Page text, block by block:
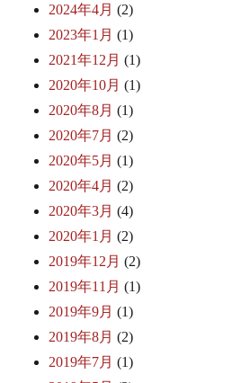
2024年4月 (2)
2023年1月 (1)
2021年12月 (1)
2020年10月 (1)
2020年8月 (1)
2020年7月 (2)
2020年5月 (1)
2020年4月 (2)
2020年3月 (4)
2020年1月 (2)
2019年12月 (2)
2019年11月 (1)
2019年9月 (1)
2019年8月 (2)
2019年7月 (1)